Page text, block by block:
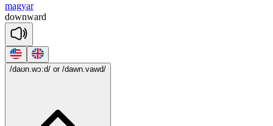
magyar
downward
/daʊn.wɔ:d/ or /dawn.vawd/